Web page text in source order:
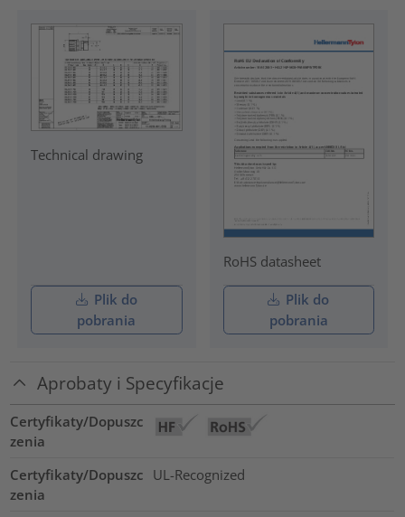
Technical drawing
Plik do
pobrania
RoHS datasheet
Plik do
pobrania
Aprobaty i Specyfikacje
Certyfikaty/Dopuszc
zenia
Certyfikaty/Dopuszc
zenia
UL-Recognized